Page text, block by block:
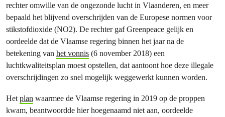
rechter omwille van de ongezonde lucht in Vlaanderen, en meer
bepaald het blijvend overschrijden van de Europese normen voor
stikstofdioxide (NO2). De rechter gaf Greenpeace gelijk en
oordeelde dat de Vlaamse regering binnen het jaar na de
betekening van het vonnis (6 november 2018) een
luchtkwaliteitsplan moest opstellen, dat aantoont hoe deze illegale
overschrijdingen zo snel mogelijk weggewerkt kunnen worden.
Hetplan waarmee de Vlaamse regering in 2019 op de proppen
kwam, beantwoordde hier hoegenaamd niet aan, oordeelde